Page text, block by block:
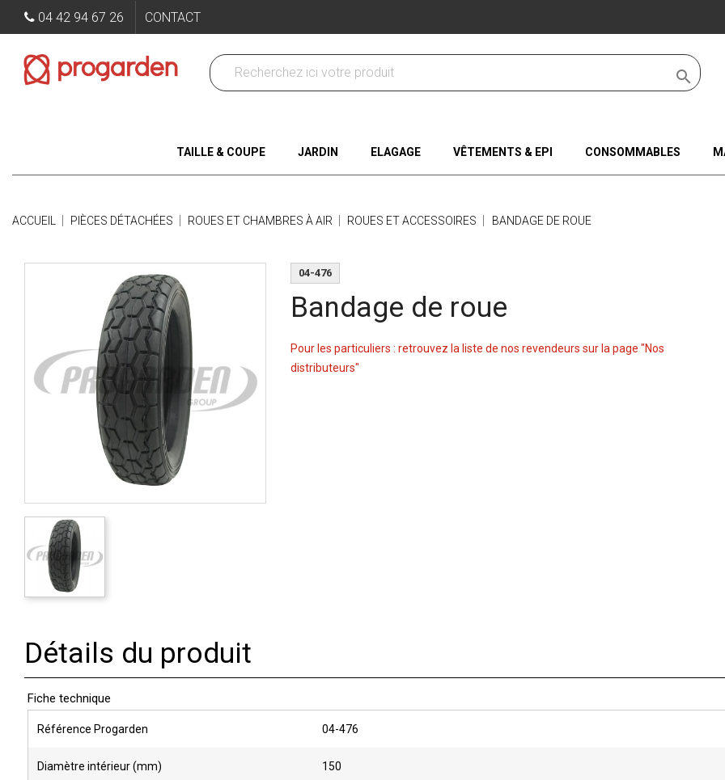
04 42 94 67 26 CONTACT

TAILLE & COUPE JARDIN ELAGAGE VÊTEMENTS & EPI CONSOMMABLES
ACCUEIL PIÈCES DÉTACHÉES ROUES ET CHAMBRES À AIR ROUES ET ACCESSOIRES BANDAGE DE ROUE
04-476
Bandage de roue
Pour les particuliers : retrouvez la liste de nos revendeurs sur la page "Nos
distributeurs"
Détails du produit
Fiche technique
Référence Progarden 04-476
Diamètre intérieur (mm) 150